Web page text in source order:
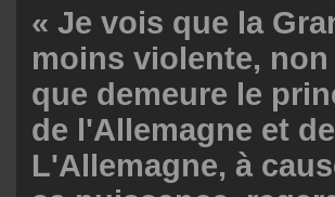
« Je vois que la
moins violente,
que demeure le
de l'Allemagne et
L'Allemagne, à